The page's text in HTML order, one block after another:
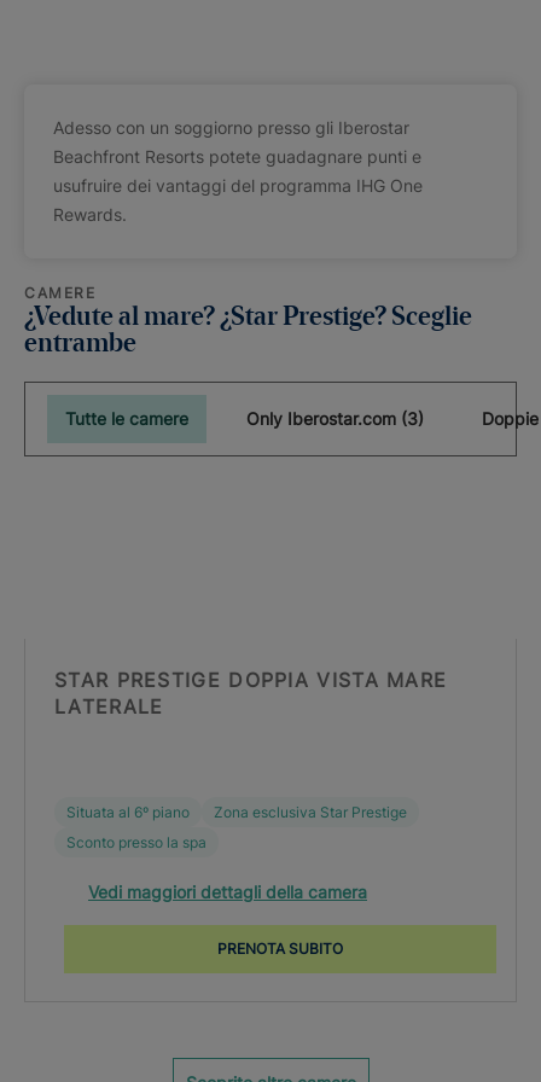
Adesso con un soggiorno presso gli Iberostar
Beachfront Resorts potete guadagnare punti e
usufruire dei vantaggi del programma IHG One
Rewards.
CAMERE
¿Vedute al mare? ¿Star Prestige? Sceglie
entrambe
Tutte le camere Only Iberostar.com (3)
STAR PRESTIGE DOPPIA VISTA MARE
LATERALE
Situata al 6º piano
Zona esclusiva Star Prestige
Sconto presso la spa
Vedi maggiori dettagli della camera
PRENOTA SUBITO